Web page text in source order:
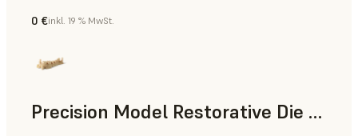
Zahnmedizin
0 €inkl. 19 % MwSt.
Precision Model Restorative Die Model